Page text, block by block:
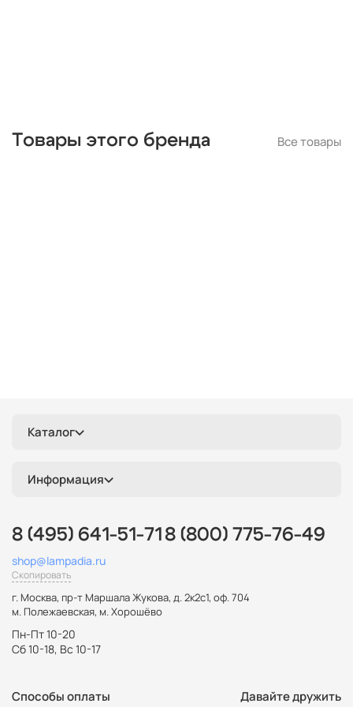
Товары этого бренда Все товары
Каталог
Информация
8 (495) 641-51-71 8 (800) 775-76-49
shop@lampadia.ru
Скопировать
г. Москва, пр-т Маршала Жукова, д. 2к2с1, оф. 704
м. Полежаевская, м. Хорошёво
Пн-Пт 10-20
Сб 10-18, Вс 10-17
Способы оплаты Давайте дружить